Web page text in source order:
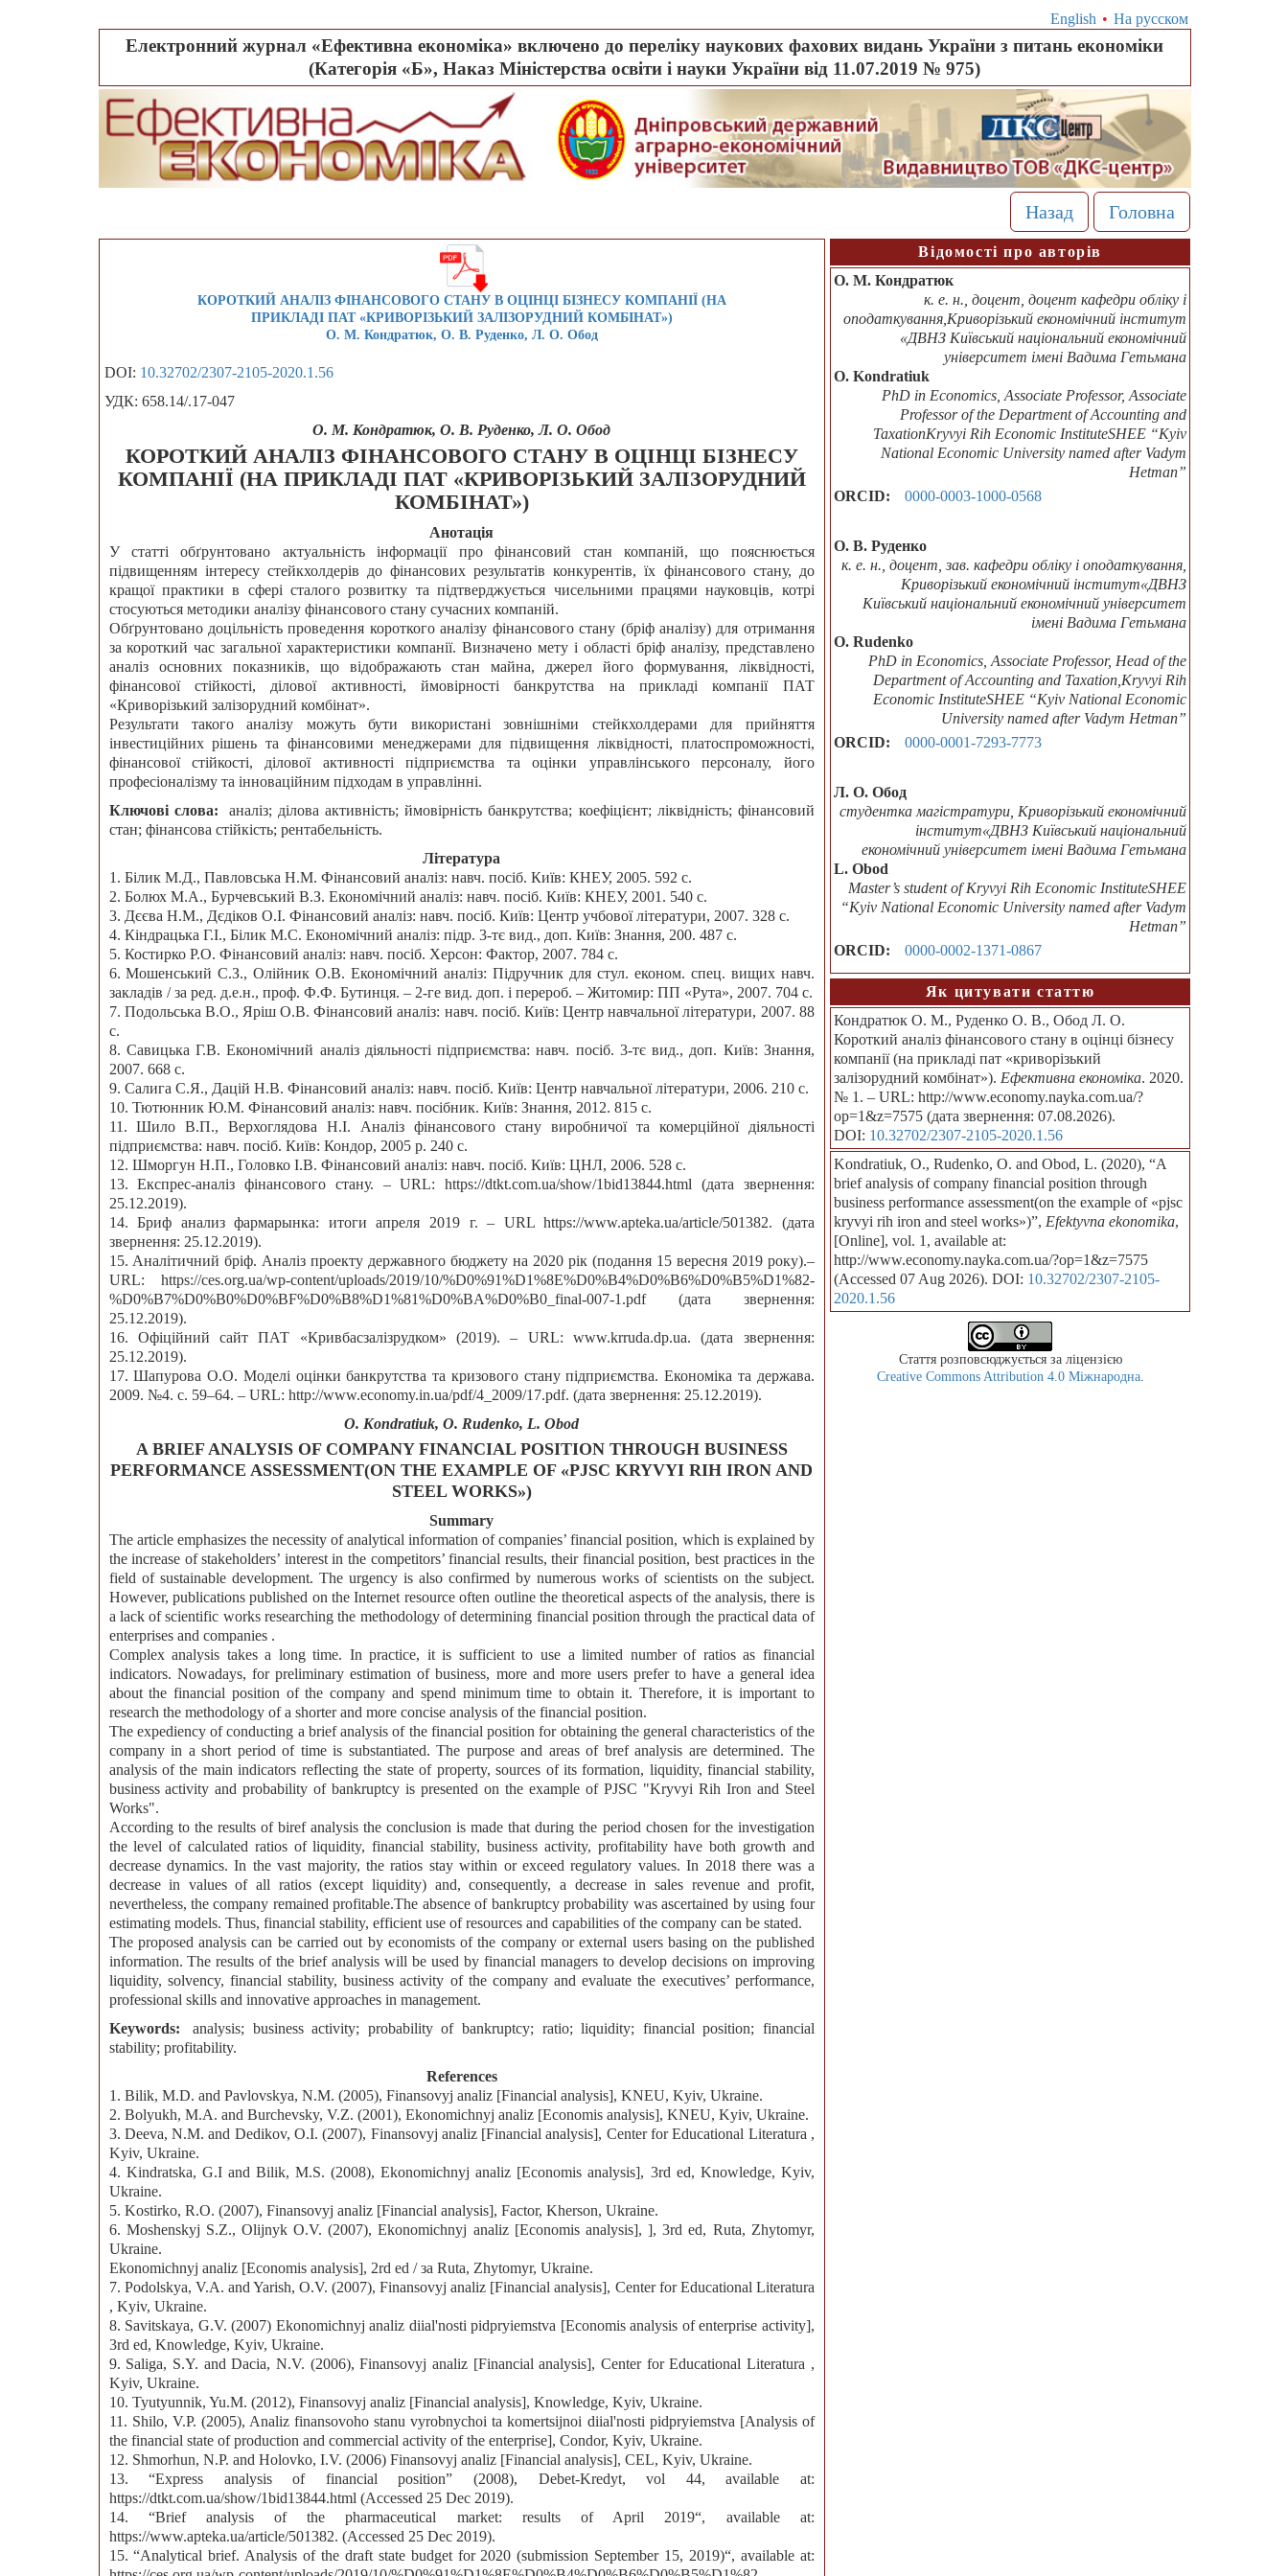
English • На русском
Електронний журнал «Ефективна економіка» включено до переліку наукових фахових видань України з питань економіки
(Категорія «Б», Наказ Міністерства освіти і науки України від 11.07.2019 № 975)
Назад Головна
КОРОТКИЙ АНАЛІЗ ФІНАНСОВОГО СТАНУ В ОЦІНЦІ БІЗНЕСУ КОМПАНІЇ (НА
ПРИКЛАДІ ПАТ «КРИВОРІЗЬКИЙ ЗАЛІЗОРУДНИЙ КОМБІНАТ»)
О. М. Кондратюк, О. В. Руденко, Л. О. Обод
DOI: 10.32702/2307-2105-2020.1.56
УДК: 658.14/.17-047
О. М. Кондратюк, О. В. Руденко, Л. О. Обод
КОРОТКИЙ АНАЛІЗ ФІНАНСОВОГО СТАНУ В ОЦІНЦІ БІЗНЕСУ
КОМПАНІЇ (НА ПРИКЛАДІ ПАТ «КРИВОРІЗЬКИЙ ЗАЛІЗОРУДНИЙ
КОМБІНАТ»)
Анотація
У статті обґрунтовано актуальність інформації про фінансовий стан компаній, що пояснюється
підвищенням інтересу стейкхолдерів до фінансових результатів конкурентів, їх фінансового стану, до
кращої практики в сфері сталого розвитку та підтверджується чисельними працями науковців, котрі
стосуються методики аналізу фінансового стану сучасних компаній.
Обґрунтовано доцільність проведення короткого аналізу фінансового стану (бріф аналізу) для отримання
за короткий час загальної характеристики компанії. Визначено мету і області бріф аналізу, представлено
аналіз основних показників, що відображають стан майна, джерел його формування, ліквідності,
фінансової стійкості, ділової активності, ймовірності банкрутства на прикладі компанії ПАТ
«Криворізький залізорудний комбінат».
Результати такого аналізу можуть бути використані зовнішніми стейкхолдерами для прийняття
інвестиційних рішень та фінансовими менеджерами для підвищення ліквідності, платоспроможності,
фінансової стійкості, ділової активності підприємства та оцінки управлінського персоналу, його
професіоналізму та інноваційним підходам в управлінні.
Ключові слова:
аналіз; ділова активність; ймовірність банкрутства; коефіцієнт; ліквідність; фінансовий
стан; фінансова стійкість; рентабельність.
Література
1. Білик М.Д., Павловська Н.М. Фінансовий аналіз: навч. посіб. Київ: КНЕУ, 2005. 592 с.
2. Болюх М.А., Бурчевський В.З. Економічний аналіз: навч. посіб. Київ: КНЕУ, 2001. 540 с.
3. Дєєва Н.М., Дєдіков О.І. Фінансовий аналіз: навч. посіб. Київ: Центр учбової літератури, 2007. 328 с.
4. Кіндрацька Г.І., Білик М.С. Економічний аналіз: підр. 3-тє вид., доп. Київ: Знання, 200. 487 с.
5. Костирко Р.О. Фінансовий аналіз: навч. посіб. Херсон: Фактор, 2007. 784 с.
6. Мошенський С.З., Олійник О.В. Економічний аналіз: Підручник для стул. економ. спец. вищих навч.
закладів / за ред. д.е.н., проф. Ф.Ф. Бутинця. – 2-ге вид. доп. і перероб. – Житомир: ПП «Рута», 2007. 704 с.
7. Подольська В.О., Яріш О.В. Фінансовий аналіз: навч. посіб. Київ: Центр навчальної літератури, 2007. 88
с.
8. Савицька Г.В. Економічний аналіз діяльності підприємства: навч. посіб. 3-тє вид., доп. Київ: Знання,
2007. 668 с.
9. Салига С.Я., Дацій Н.В. Фінансовий аналіз: навч. посіб. Київ: Центр навчальної літератури, 2006. 210 с.
10. Тютюнник Ю.М. Фінансовий аналіз: навч. посібник. Київ: Знання, 2012. 815 с.
11. Шило В.П., Верхоглядова Н.І. Аналіз фінансового стану виробничої та комерційної діяльності
підприємства: навч. посіб. Київ: Кондор, 2005 р. 240 с.
12. Шморгун Н.П., Головко І.В. Фінансовий аналіз: навч. посіб. Київ: ЦНЛ, 2006. 528 с.
13. Експрес-аналіз фінансового стану. – URL: https://dtkt.com.ua/show/1bid13844.html (дата звернення:
25.12.2019).
14. Бриф анализ фармарынка: итоги апреля 2019 г. – URL https://www.apteka.ua/article/501382. (дата
звернення: 25.12.2019).
15. Аналітичний бріф. Аналіз проекту державного бюджету на 2020 рік (подання 15 вересня 2019 року).–
URL: https://ces.org.ua/wp-content/uploads/2019/10/%D0%91%D1%8E%D0%B4%D0%B6%D0%B5%D1%82-
%D0%B7%D0%B0%D0%BF%D0%B8%D1%81%D0%BA%D0%B0_final-007-1.pdf (дата звернення:
25.12.2019).
16. Офіційний сайт ПАТ «Кривбасзалізрудком» (2019). – URL: www.krruda.dp.ua. (дата звернення:
25.12.2019).
17. Шапурова О.О. Моделі оцінки банкрутства та кризового стану підприємства. Економіка та держава.
2009. №4. с. 59–64. – URL: http://www.economy.in.ua/pdf/4_2009/17.pdf. (дата звернення: 25.12.2019).
O. Kondratiuk, O. Rudenko, L. Obod
A BRIEF ANALYSIS OF COMPANY FINANCIAL POSITION THROUGH BUSINESS
PERFORMANCE ASSESSMENT(ON THE EXAMPLE OF «PJSC KRYVYI RIH IRON AND
STEEL WORKS»)
Summary
The article emphasizes the necessity of analytical information of companies’ financial position, which is explained by
the increase of stakeholders’ interest in the competitors’ financial results, their financial position, best practices in the
field of sustainable development. The urgency is also confirmed by numerous works of scientists on the subject.
However, publications published on the Internet resource often outline the theoretical aspects of the analysis, there is
a lack of scientific works researching the methodology of determining financial position through the practical data of
enterprises and companies .
Complex analysis takes a long time. In practice, it is sufficient to use a limited number of ratios as financial
indicators. Nowadays, for preliminary estimation of business, more and more users prefer to have a general idea
about the financial position of the company and spend minimum time to obtain it. Therefore, it is important to
research the methodology of a shorter and more concise analysis of the financial position.
The expediency of conducting a brief analysis of the financial position for obtaining the general characteristics of the
company in a short period of time is substantiated. The purpose and areas of bref analysis are determined. The
analysis of the main indicators reflecting the state of property, sources of its formation, liquidity, financial stability,
business activity and probability of bankruptcy is presented on the example of PJSC "Kryvyi Rih Iron and Steel
Works".
According to the results of biref analysis the conclusion is made that during the period chosen for the investigation
the level of calculated ratios of liquidity, financial stability, business activity, profitability have both growth and
decrease dynamics. In the vast majority, the ratios stay within or exceed regulatory values. In 2018 there was a
decrease in values of all ratios (except liquidity) and, consequently, a decrease in sales revenue and profit,
nevertheless, the company remained profitable.The absence of bankruptcy probability was ascertained by using four
estimating models. Thus, financial stability, efficient use of resources and capabilities of the company can be stated.
The proposed analysis can be carried out by economists of the company or external users basing on the published
information. The results of the brief analysis will be used by financial managers to develop decisions on improving
liquidity, solvency, financial stability, business activity of the company and evaluate the executives’ performance,
professional skills and innovative approaches in management.
Keywords:
analysis; business activity; probability of bankruptcy; ratio; liquidity; financial position; financial
stability; profitability.
References
1. Bilik, M.D. and Pavlovskya, N.M. (2005), Finansovyj analiz [Financial analysis], KNEU, Kyiv, Ukraine.
2. Bolyukh, M.A. and Burchevsky, V.Z. (2001), Ekonomichnyj analiz [Economis analysis], KNEU, Kyiv, Ukraine.
3. Deeva, N.M. and Dedikov, O.I. (2007), Finansovyj analiz [Financial analysis], Center for Educational Literatura ,
Kyiv, Ukraine.
4. Kindratska, G.I and Bilik, M.S. (2008), Ekonomichnyj analiz [Economis analysis], 3rd ed, Knowledge, Kyiv,
Ukraine.
5. Kostirko, R.O. (2007), Finansovyj analiz [Financial analysis], Factor, Kherson, Ukraine.
6. Moshenskyj S.Z., Olijnyk O.V. (2007), Ekonomichnyj analiz [Economis analysis], ], 3rd ed, Ruta, Zhytomyr,
Ukraine.
Ekonomichnyj analiz [Economis analysis], 2rd ed / за Ruta, Zhytomyr, Ukraine.
7. Podolskya, V.A. and Yarish, O.V. (2007), Finansovyj analiz [Financial analysis], Center for Educational Literatura
, Kyiv, Ukraine.
8. Savitskaya, G.V. (2007) Ekonomichnyj analiz diial'nosti pidpryiemstva [Economis analysis of enterprise activity],
3rd ed, Knowledge, Kyiv, Ukraine.
9. Saliga, S.Y. and Dacia, N.V. (2006), Finansovyj analiz [Financial analysis], Center for Educational Literatura ,
Kyiv, Ukraine.
10. Tyutyunnik, Yu.M. (2012), Finansovyj analiz [Financial analysis], Knowledge, Kyiv, Ukraine.
11. Shilo, V.P. (2005), Analiz finansovoho stanu vyrobnychoi ta komertsijnoi diial'nosti pidpryiemstva [Analysis of
the financial state of production and commercial activity of the enterprise], Condor, Kyiv, Ukraine.
12. Shmorhun, N.P. and Holovko, I.V. (2006) Finansovyj analiz [Financial analysis], CEL, Kyiv, Ukraine.
13. “Express analysis of financial position” (2008), Debet-Kredyt, vol 44, available at:
https://dtkt.com.ua/show/1bid13844.html (Accessed 25 Dec 2019).
14. “Brief analysis of the pharmaceutical market: results of April 2019“, available at:
https://www.apteka.ua/article/501382. (Accessed 25 Dec 2019).
15. “Analytical brief. Analysis of the draft state budget for 2020 (submission September 15, 2019)“, available at:
Відомості про авторів
О. М. Кондратюк
к. е. н., доцент, доцент кафедри обліку і
оподаткування,Криворізький економічний інститут
«ДВНЗ Київський національний економічний
університет імені Вадима Гетьмана
O. Kondratiuk
PhD in Economics, Associate Professor, Associate
Professor of the Department of Accounting and
TaxationKryvyi Rih Economic InstituteSHEE “Kyiv
National Economic University named after Vadym
Hetman”
ORCID:
0000-0003-1000-0568
О. В. Руденко
к. е. н., доцент, зав. кафедри обліку і оподаткування,
Криворізький економічний інститут«ДВНЗ
Київський національний економічний університет
імені Вадима Гетьмана
O. Rudenko
PhD in Economics, Associate Professor, Head of the
Department of Accounting and Taxation,Kryvyi Rih
Economic InstituteSHEE “Kyiv National Economic
University named after Vadym Hetman”
ORCID:
0000-0001-7293-7773
Л. О. Обод
студентка магістратури, Криворізький економічний
інститут«ДВНЗ Київський національний
економічний університет імені Вадима Гетьмана
L. Obod
Master’s student of Kryvyi Rih Economic InstituteSHEE
“Kyiv National Economic University named after Vadym
Hetman”
ORCID:
0000-0002-1371-0867
Як цитувати статтю
Кондратюк О. М., Руденко О. В., Обод Л. О.
Короткий аналіз фінансового стану в оцінці бізнесу
компанії (на прикладі пат «криворізький
залізорудний комбінат»). Ефективна економіка. 2020.
№ 1. – URL: http://www.economy.nayka.com.ua/?
op=1&z=7575 (дата звернення: 07.08.2026).
DOI: 10.32702/2307-2105-2020.1.56
Kondratiuk, O., Rudenko, O. and Obod, L. (2020), “A
brief analysis of company financial position through
business performance assessment(on the example of «pjsc
kryvyi rih iron and steel works»)”, Efektyvna ekonomika,
[Online], vol. 1, available at:
http://www.economy.nayka.com.ua/?op=1&z=7575
(Accessed 07 Aug 2026). DOI: 10.32702/2307-2105-
2020.1.56
Стаття розповсюджується за ліцензією
Creative Commons Attribution 4.0 Міжнародна.